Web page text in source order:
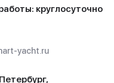
круглосуточно
yacht.ru